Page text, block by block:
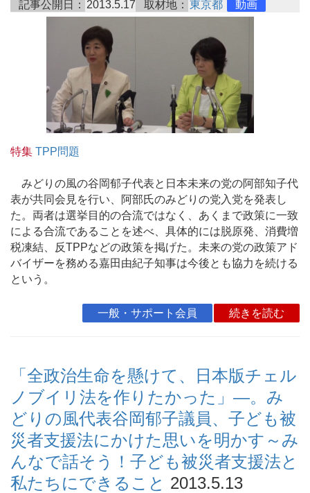
記事公開日： 2013.5.17 取材地： 東京都 動画
特集 TPP問題
みどりの風の谷岡郁子代表と日本未来の党の阿部知子代
表が共同会見を行い、阿部氏のみどりの党入党を発表し
た。両者は選挙目的の合流ではなく、あくまで政策に一致
による合流であることを述べ、具体的には脱原発、消費増
税凍結、反TPPなどの政策を掲げた。未来の党の政策アド
バイザーを務める嘉田由紀子知事は今後とも協力を続ける
という。
一般・サポート会員 続きを読む
「全政治生命を懸けて、日本版チェル
ノブイリ法を作りたかった」―。み
どりの風代表谷岡郁子議員、子ども被
災者支援法にかけた思いを明かす～み
んなで話そう！子ども被災者支援法と
私たちにできること 2013.5.13